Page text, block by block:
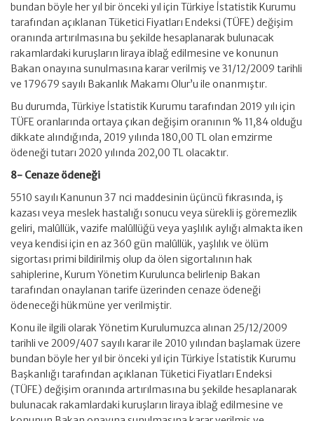
bundan böyle her yıl bir önceki yıl için Türkiye İstatistik Kurumu
tarafından açıklanan Tüketici Fiyatları Endeksi (TÜFE) değişim
oranında artırılmasına bu şekilde hesaplanarak bulunacak
rakamlardaki kuruşların liraya iblağ edilmesine ve konunun
Bakan onayına sunulmasına karar verilmiş ve 31/12/2009 tarihli
ve 179679 sayılı Bakanlık Makamı Olur’u ile onanmıştır.
Bu durumda, Türkiye İstatistik Kurumu tarafından 2019 yılı için
TÜFE oranlarında ortaya çıkan değişim oranının % 11,84 olduğu
dikkate alındığında, 2019 yılında 180,00 TL olan emzirme
ödeneği tutarı 2020 yılında 202,00 TL olacaktır.
8- Cenaze ödeneği
5510 sayılı Kanunun 37 nci maddesinin üçüncü fıkrasında, iş
kazası veya meslek hastalığı sonucu veya sürekli iş göremezlik
geliri, malûllük, vazife malûllüğü veya yaşlılık aylığı almakta iken
veya kendisi için en az 360 gün malûllük, yaşlılık ve ölüm
sigortası primi bildirilmiş olup da ölen sigortalının hak
sahiplerine, Kurum Yönetim Kurulunca belirlenip Bakan
tarafından onaylanan tarife üzerinden cenaze ödeneği
ödeneceği hükmüne yer verilmiştir.
Konu ile ilgili olarak Yönetim Kurulumuzca alınan 25/12/2009
tarihli ve 2009/407 sayılı karar ile 2010 yılından başlamak üzere
bundan böyle her yıl bir önceki yıl için Türkiye İstatistik Kurumu
Başkanlığı tarafından açıklanan Tüketici Fiyatları Endeksi
(TÜFE) değişim oranında artırılmasına bu şekilde hesaplanarak
bulunacak rakamlardaki kuruşların liraya iblağ edilmesine ve